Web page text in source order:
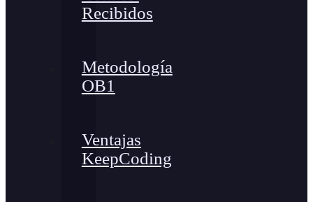
Recibidos
Metodología
OB1
Ventajas
KeepCoding